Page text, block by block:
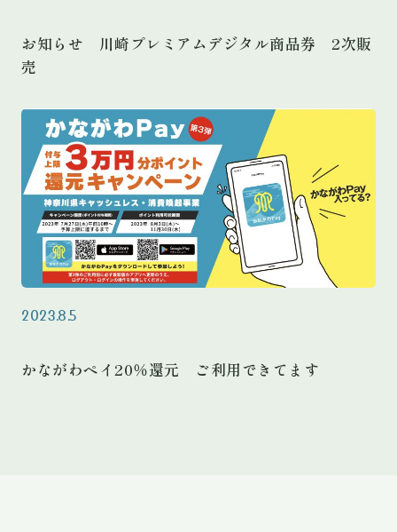
お知らせ 川崎プレミアムデジタル商品券 2次販
売
2023.8.5
かながわペイ20％還元 ご利用できてます